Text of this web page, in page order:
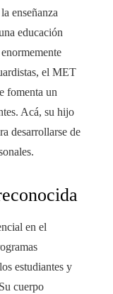
enseñanza
educación
el MET
fomenta un
Acá, su hijo
desarrollarse de
en el
estudiantes y
cuerpo